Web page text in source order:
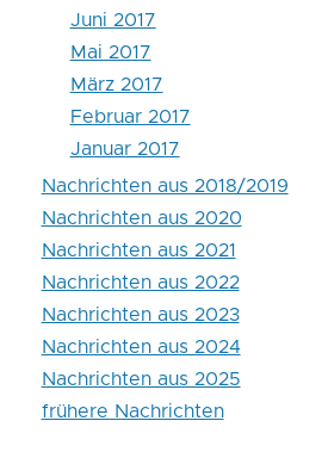
Juni 2017
Mai 2017
März 2017
Februar 2017
Januar 2017
Nachrichten aus 2018/2019
Nachrichten aus 2020
Nachrichten aus 2021
Nachrichten aus 2022
Nachrichten aus 2023
Nachrichten aus 2024
Nachrichten aus 2025
frühere Nachrichten